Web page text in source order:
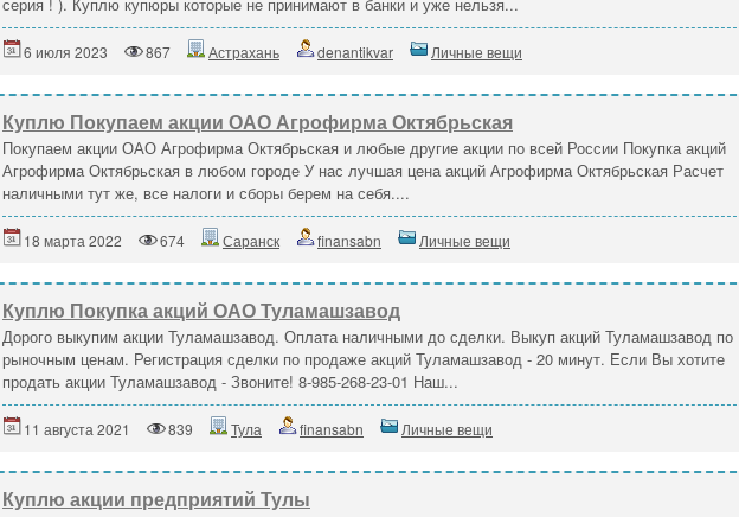
6 июля 2023 867 Астрахань denantikvar Личные вещи
Куплю Покупаем акции ОАО Агрофирма Октябрьская
Покупаем акции ОАО Агрофирма Октябрьская и любые другие акции по всей России Покупка акций
Агрофирма Октябрьская в любом городе У нас лучшая цена акций Агрофирма Октябрьская Расчет
наличными тут же, все налоги и сборы берем на себя....
18 марта 2022 674 Саранск finansabn Личные вещи
Куплю Покупка акций ОАО Туламашзавод
Дорого выкупим акции Туламашзавод. Оплата наличными до сделки. Выкуп акций Туламашзавод по
рыночным ценам. Регистрация сделки по продаже акций Туламашзавод - 20 минут. Если Вы хотите
продать акции Туламашзавод - Звоните! 8-985-268-23-01 Наш...
11 августа 2021 839 Тула finansabn Личные вещи
Куплю акции предприятий Тулы